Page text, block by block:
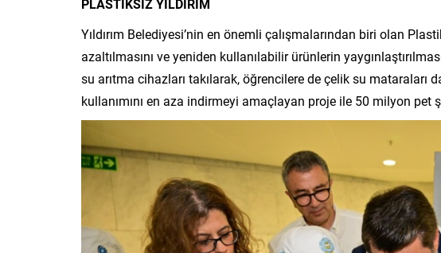
Yıldırım Belediyesi’nin en önemli çalışmalarından biri olan
azaltılmasını ve yeniden kullanılabilir ürünlerin
su arıtma cihazları takılarak, öğrencilere de çelik su mataraları
kullanımını en aza indirmeyi amaçlayan proje ile 50 milyon pet